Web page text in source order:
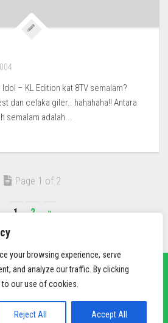
your browsing experience, serve
and analyze our traffic. By clicking
our use of cookies.
Reject All Accept All
– KL Edition kat 8TV semalam?
dan celaka giler.. hahahaha!! Antara
semalam adalah...
Page 1 of 2
1 2 »
sief3r.com
WordPress. Theme byAlx.